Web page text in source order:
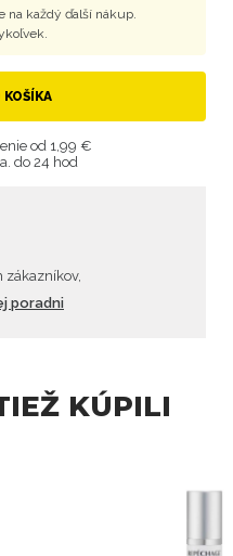
na každý ďalší nákup.
KOŠÍKA
od 1,99 €
do 24 hod
poradni
KÚPILI